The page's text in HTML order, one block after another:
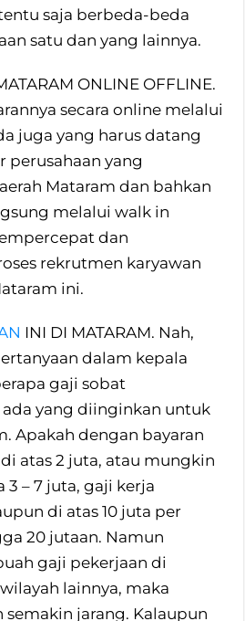
saja berbeda-beda
satu dan yang lainnya.
ONLINE OFFLINE.
secara online melalui
juga yang harus datang
perusahaan yang
Mataram dan bahkan
melalui walk in
dan
rekrutmen karyawan
ini.
INI DI MATARAM. Nah,
dalam kepala
gaji sobat
ada yang diinginkan untuk
Apakah dengan bayaran
atas 2 juta, atau mungkin
– 7 juta, gaji kerja
di atas 10 juta per
20 jutaan. Namun
gaji pekerjaan di
lainnya, maka
semakin jarang. Kalaupun